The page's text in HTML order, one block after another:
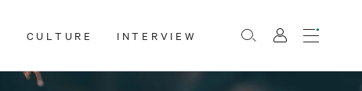
CULTURE INTERVIEW Rechercher
Mon
compte
Menu